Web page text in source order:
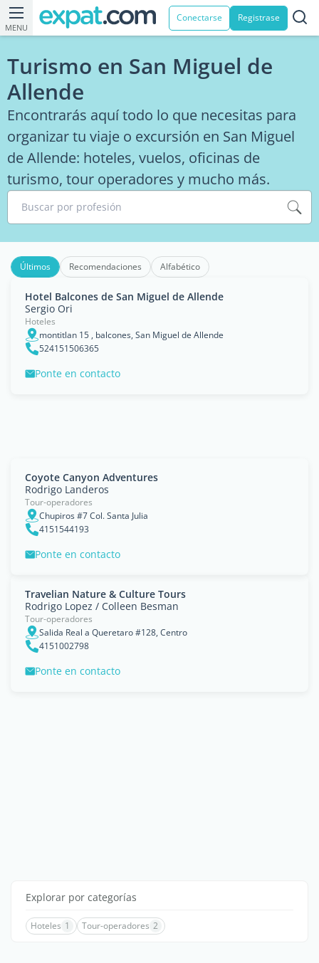
MENU
Conectarse Registrase
Turismo en San Miguel de
Allende
Encontrarás aquí todo lo que necesitas para
organizar tu viaje o excursión en San Miguel
de Allende: hoteles, vuelos, oficinas de
turismo, tour operadores y mucho más.
Buscar por profesión
Últimos Recomendaciones Alfabético
Hotel Balcones de San Miguel de Allende
Sergio Ori
Hoteles
montitlan 15 , balcones, San Miguel de Allende
524151506365
Ponte en contacto
Coyote Canyon Adventures
Rodrigo Landeros
Tour-operadores
Chupiros #7 Col. Santa Julia
4151544193
Ponte en contacto
Travelian Nature & Culture Tours
Rodrigo Lopez / Colleen Besman
Tour-operadores
Salida Real a Queretaro #128, Centro
4151002798
Ponte en contacto
Explorar por categorías
Hoteles 1 Tour-operadores 2